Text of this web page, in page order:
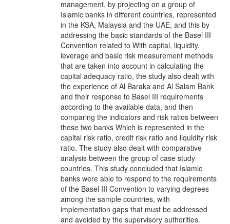
management, by projecting on a group of
Islamic banks in different countries, represented
in the KSA, Malaysia and the UAE, and this by
addressing the basic standards of the Basel III
Convention related to With capital, liquidity,
leverage and basic risk measurement methods
that are taken into account in calculating the
capital adequacy ratio, the study also dealt with
the experience of Al Baraka and Al Salam Bank
and their response to Basel III requirements
according to the available data, and then
comparing the indicators and risk ratios between
these two banks Which is represented in the
capital risk ratio, credit risk ratio and liquidity risk
ratio. The study also dealt with comparative
analysis between the group of case study
countries. This study concluded that Islamic
banks were able to respond to the requirements
of the Basel III Convention to varying degrees
among the sample countries, with
implementation gaps that must be addressed
and avoided by the supervisory authorities.